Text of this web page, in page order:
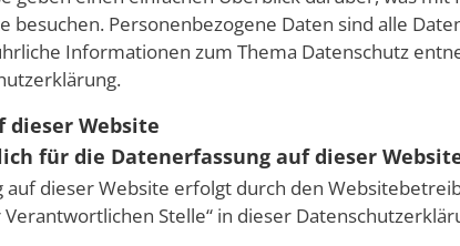
besuchen. Personenbezogene Daten sind alle
Informationen zum Thema Datenschutz
dieser Website
für die Datenerfassung auf dieser
dieser Website erfolgt durch den
Stelle“ in dieser